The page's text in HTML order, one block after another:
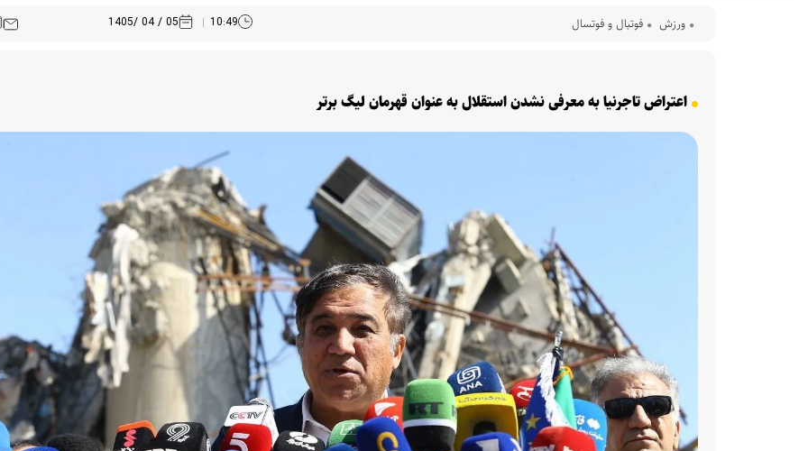
ورزش فوتبال و فوتسال 10:49
05 / 04 /1405
اعتراض تاجرنیا به معرفی نشدن استقلال به عنوان قهرمان لیگ برتر